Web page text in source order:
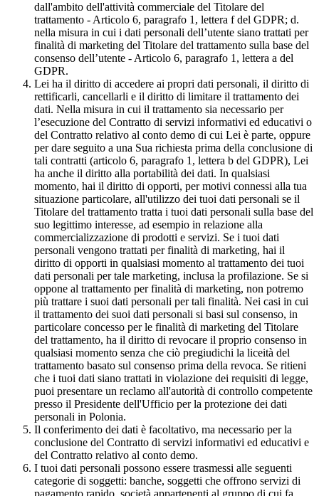
dall'ambito dell'attività commerciale del Titolare del
trattamento - Articolo 6, paragrafo 1, lettera f del GDPR; d.
nella misura in cui i dati personali dell’utente siano trattati per
finalità di marketing del Titolare del trattamento sulla base del
consenso dell’utente - Articolo 6, paragrafo 1, lettera a del
GDPR.
Lei ha il diritto di accedere ai propri dati personali, il diritto di
rettificarli, cancellarli e il diritto di limitare il trattamento dei
dati. Nella misura in cui il trattamento sia necessario per
l’esecuzione del Contratto di servizi informativi ed educativi o
del Contratto relativo al conto demo di cui Lei è parte, oppure
per dare seguito a una Sua richiesta prima della conclusione di
tali contratti (articolo 6, paragrafo 1, lettera b del GDPR), Lei
ha anche il diritto alla portabilità dei dati. In qualsiasi
momento, hai il diritto di opporti, per motivi connessi alla tua
situazione particolare, all'utilizzo dei tuoi dati personali se il
Titolare del trattamento tratta i tuoi dati personali sulla base del
suo legittimo interesse, ad esempio in relazione alla
commercializzazione di prodotti e servizi. Se i tuoi dati
personali vengono trattati per finalità di marketing, hai il
diritto di opporti in qualsiasi momento al trattamento dei tuoi
dati personali per tale marketing, inclusa la profilazione. Se si
oppone al trattamento per finalità di marketing, non potremo
più trattare i suoi dati personali per tali finalità. Nei casi in cui
il trattamento dei suoi dati personali si basi sul consenso, in
particolare concesso per le finalità di marketing del Titolare
del trattamento, ha il diritto di revocare il proprio consenso in
qualsiasi momento senza che ciò pregiudichi la liceità del
trattamento basato sul consenso prima della revoca. Se ritieni
che i tuoi dati siano trattati in violazione dei requisiti di legge,
puoi presentare un reclamo all'autorità di controllo competente
presso il Presidente dell'Ufficio per la protezione dei dati
personali in Polonia.
Il conferimento dei dati è facoltativo, ma necessario per la
conclusione del Contratto di servizi informativi ed educativi e
del Contratto relativo al conto demo.
I tuoi dati personali possono essere trasmessi alle seguenti
categorie di soggetti: banche, soggetti che offrono servizi di
pagamento rapido, società appartenenti al gruppo di cui fa